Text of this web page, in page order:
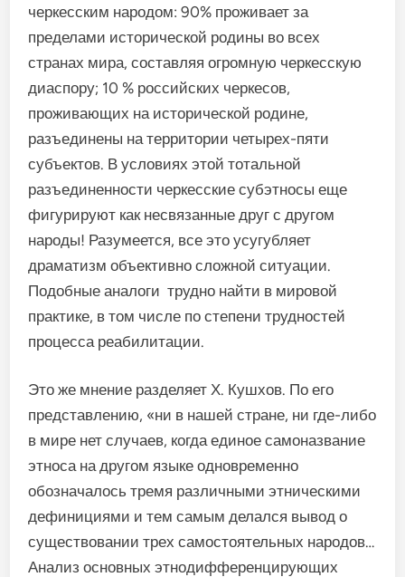
черкесским народом: 90% проживает за
пределами исторической родины во всех
странах мира, составляя огромную черкесскую
диаспору; 10 % российских черкесов,
проживающих на исторической родине,
разъединены на территории четырех-пяти
субъектов. В условиях этой тотальной
разъединенности черкесские субэтносы еще
фигурируют как несвязанные друг с другом
народы! Разумеется, все это усугубляет
драматизм объективно сложной ситуации.
Подобные аналоги трудно найти в мировой
практике, в том числе по степени трудностей
процесса реабилитации.
Это же мнение разделяет Х. Кушхов. По его
представлению, «ни в нашей стране, ни где-либо
в мире нет случаев, когда единое самоназвание
этноса на другом языке одновременно
обозначалось тремя различными этническими
дефинициями и тем самым делался вывод о
существовании трех самостоятельных народов…
Анализ основных этнодифференцирующих